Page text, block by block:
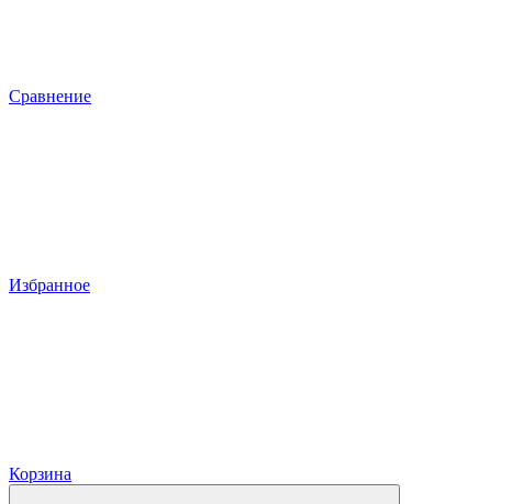
Сравнение
Избранное
Корзина